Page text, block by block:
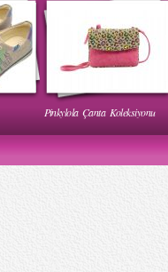
Hakan Akkaya - MBFWI Yaz
Pinkylola Çanta Koleksiyonu